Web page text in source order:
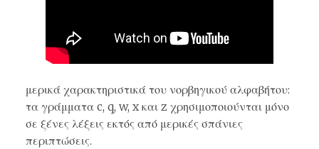
μερικά χαρακτηριστικά του νορβηγικού αλφαβήτου:
τα γράμματα c, q, w, x και z χρησιμοποιούνται μόνο
σε ξένες λέξεις εκτός από μερικές σπάνιες
περιπτώσεις.